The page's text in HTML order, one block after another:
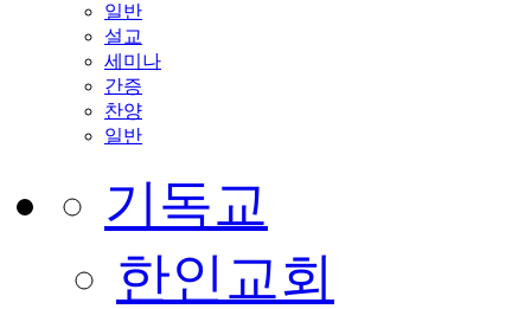
일반
설교
세미나
간증
찬양
일반
기독교
한인교회